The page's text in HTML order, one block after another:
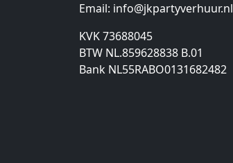
Email: info@jkpartyverhuur.nl
KVK 73688045
BTW NL.859628838 B.01
Bank NL55RABO0131682482